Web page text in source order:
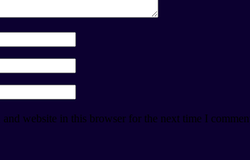
and website in this browser for the next time I